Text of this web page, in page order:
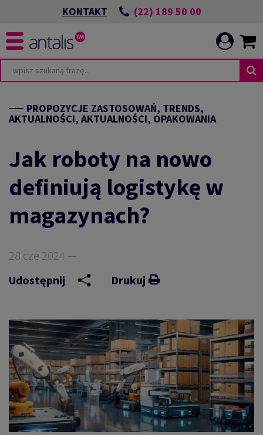
KONTAKT (22) 189 50 00
PROPOZYCJE ZASTOSOWAŃ, TRENDS,
AKTUALNOŚCI, AKTUALNOŚCI, OPAKOWANIA
Jak roboty na nowo
definiują logistykę w
magazynach?
28 cze 2024 —
Udostępnij
Drukuj